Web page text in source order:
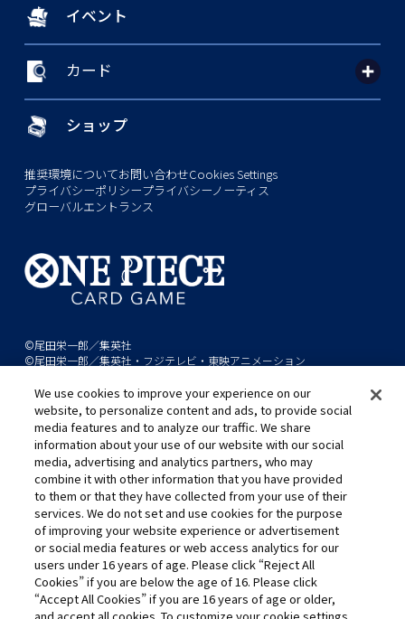
イベント
カード
ショップ
推奨環境についてお問い合わせCookies Settings
プライバシーポリシープライバシーノーティス
グローバルエントランス
©尾田栄一郎／集英社
©尾田栄一郎／集英社・フジテレビ・東映アニメーション
このwebサイトに記載されているすべての画像・テキスト・データの無
断転用、転載をお断りします。
開発中につき、本サイトで使用している画像と実際の商品とは異なる場
合があります。
※AppleとAppleのロゴは、米国およびその他の国で登録されたApple
Inc.の商標です。
※Google Play および Google Play ロゴは、Google LLC の商標です。
キャリア採用
We use cookies to improve your experience on our
website, to personalize content and ads, to provide social
media features and to analyze our traffic. We share
information about your use of our website with our social
media, advertising and analytics partners, who may
combine it with other information that you have provided
to them or that they have collected from your use of their
services. We do not set and use cookies for the purpose
of improving your website experience or advertisement
or social media features or web access analytics for our
users under 16 years of age. Please click “Reject All
Cookies” if you are below the age of 16. Please click
“Accept All Cookies” if you are 16 years of age or older,